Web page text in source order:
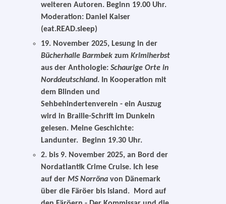
weiteren Autoren. Beginn 19.00 Uhr.
Moderation: Daniel Kaiser
(eat.READ.sleep)
19. November 2025, Lesung in der
Bücherhalle Barmbekzum Krimiherbst
aus der Anthologie:Schaurige Orte in
Norddeutschland. In Kooperation mit
dem Blinden und
Sehbehindertenverein - ein Auszug
wird in Braille-Schrift im Dunkeln
gelesen. Meine Geschichte:
Landunter. Beginn 19.30 Uhr.
2. bis 9. November 2025, an Bord der
Nordatlantik Crime Cruise. Ich lese
auf derMS Norröna von Dänemark
über die Färöer bis Island. Mord auf